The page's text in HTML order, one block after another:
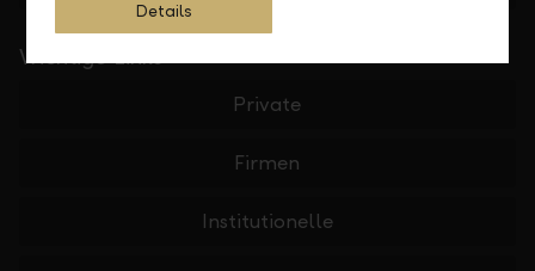
Wichtige Links
Private
Firmen
Institutionelle
Details